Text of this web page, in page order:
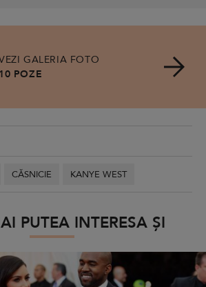
GALERIA FOTO
10 POZE
CĂSNICIE KANYE WEST
PUTEA INTERESA ȘI